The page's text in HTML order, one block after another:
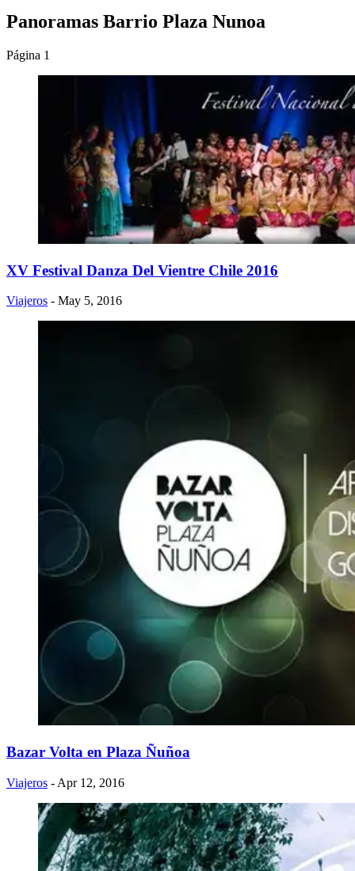
Panoramas Barrio Plaza Nunoa
Página 1
XV Festival Danza Del Vientre Chile 2016
Viajeros - May 5, 2016
Bazar Volta en Plaza Ñuñoa
Viajeros - Apr 12, 2016